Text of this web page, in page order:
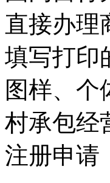
直接办理
填写打印
图样、个
村承包经
注册申请